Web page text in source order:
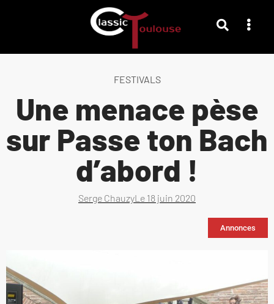
FESTIVALS
Une menace pèse
sur Passe ton Bach
d’abord !
Serge ChauzyLe 18 juin 2020
Annonces